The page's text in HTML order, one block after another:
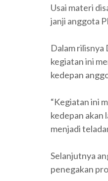
Usai materi
janji anggota
Dalam rilisnya
kegiatan ini
kedepan
“Kegiatan ini
kedepan akan
menjadi
Selanjutnya
penegakan